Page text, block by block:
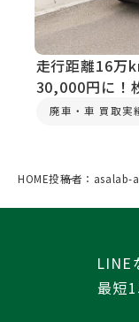
走行距離16万
30,000円に！
廃車・車 買取実
HOME投稿者：asalab-
LINE
最短